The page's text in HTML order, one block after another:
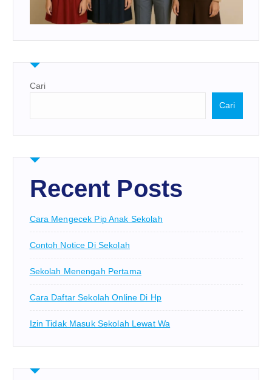
Cari
Cari
Recent Posts
Cara Mengecek Pip Anak Sekolah
Contoh Notice Di Sekolah
Sekolah Menengah Pertama
Cara Daftar Sekolah Online Di Hp
Izin Tidak Masuk Sekolah Lewat Wa